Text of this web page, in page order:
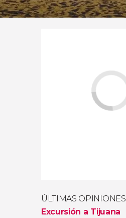
ÚLTIMAS OPINIONES
Excursión a Tijuana